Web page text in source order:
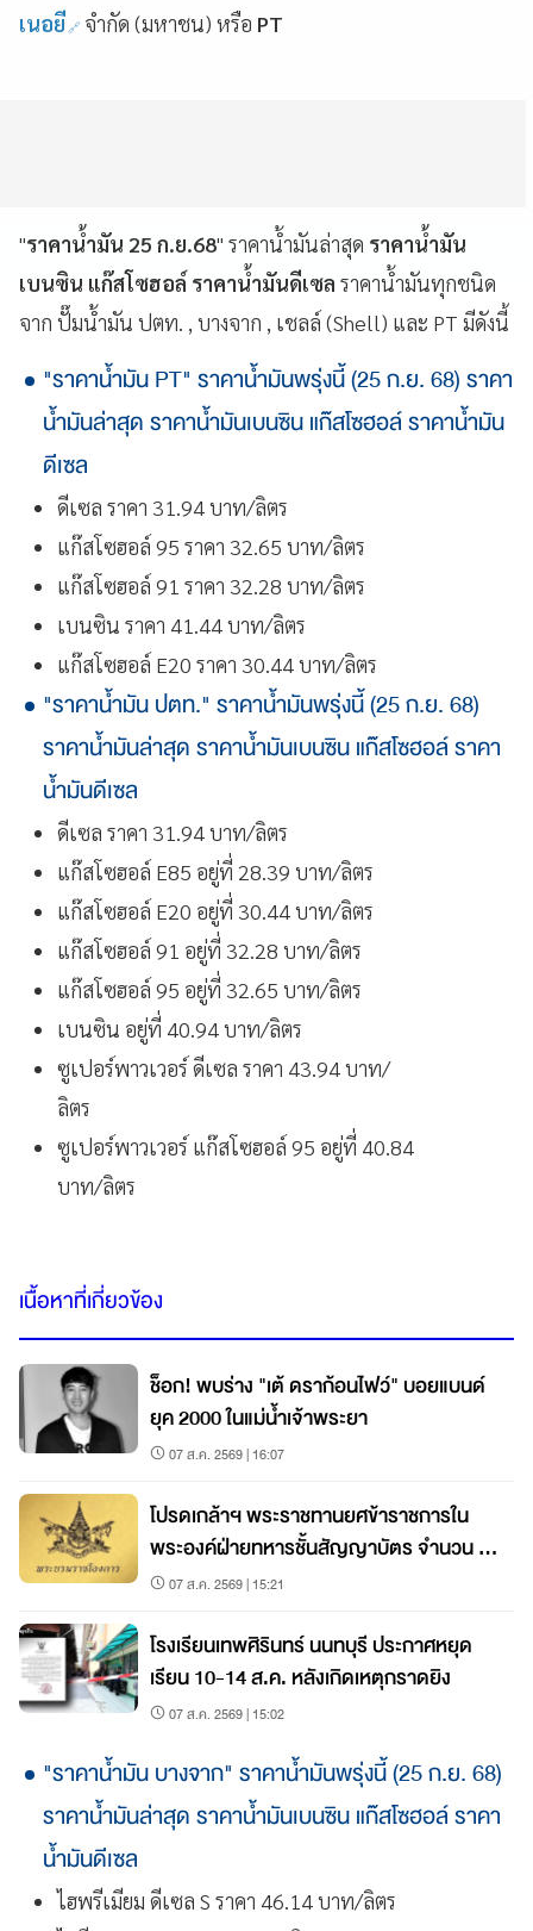
เนอยี จำกัด (มหาชน) หรือ PT
"ราคาน้ำมัน 25 ก.ย.68" ราคาน้ำมันล่าสุด ราคาน้ำมัน
เบนซิน แก๊สโซฮอล์ ราคาน้ำมันดีเซล ราคาน้ำมันทุกชนิด
จาก ปั๊มน้ำมัน ปตท. , บางจาก , เชลล์ (Shell) และ PT มีดังนี้
"ราคาน้ำมัน PT" ราคาน้ำมันพรุ่งนี้ (25 ก.ย. 68) ราคา
น้ำมันล่าสุด ราคาน้ำมันเบนซิน แก๊สโซฮอล์ ราคาน้ำมัน
ดีเซล
ดีเซล ราคา 31.94 บาท/ลิตร
แก๊สโซฮอล์ 95 ราคา 32.65 บาท/ลิตร
แก๊สโซฮอล์ 91 ราคา 32.28 บาท/ลิตร
เบนซิน ราคา 41.44 บาท/ลิตร
แก๊สโซฮอล์ E20 ราคา 30.44 บาท/ลิตร
"ราคาน้ำมัน ปตท." ราคาน้ำมันพรุ่งนี้ (25 ก.ย. 68)
ราคาน้ำมันล่าสุด ราคาน้ำมันเบนซิน แก๊สโซฮอล์ ราคา
น้ำมันดีเซล
ดีเซล ราคา 31.94 บาท/ลิตร
แก๊สโซฮอล์ E85 อยู่ที่ 28.39 บาท/ลิตร
แก๊สโซฮอล์ E20 อยู่ที่ 30.44 บาท/ลิตร
แก๊สโซฮอล์ 91 อยู่ที่ 32.28 บาท/ลิตร
แก๊สโซฮอล์ 95 อยู่ที่ 32.65 บาท/ลิตร
เบนซิน อยู่ที่ 40.94 บาท/ลิตร
ซูเปอร์พาวเวอร์ ดีเซล ราคา 43.94 บาท/
ลิตร
ซูเปอร์พาวเวอร์ แก๊สโซฮอล์ 95 อยู่ที่ 40.84
บาท/ลิตร
เนื้อหาที่เกี่ยวข้อง
ช็อก! พบร่าง "เต้ ดราก้อนไฟว์" บอยแบนด์
ยุค 2000 ในแม่น้ำเจ้าพระยา
07 ส.ค. 2569 | 16:07
โปรดเกล้าฯ พระราชทานยศข้าราชการใน
พระองค์ฝ่ายทหารชั้นสัญญาบัตร จำนวน 19
นาย07 ส.ค. 2569 | 15:21
โรงเรียนเทพศิรินทร์ นนทบุรี ประกาศหยุด
เรียน 10-14 ส.ค. หลังเกิดเหตุกราดยิง
07 ส.ค. 2569 | 15:02
"ราคาน้ำมัน บางจาก" ราคาน้ำมันพรุ่งนี้ (25 ก.ย. 68)
ราคาน้ำมันล่าสุด ราคาน้ำมันเบนซิน แก๊สโซฮอล์ ราคา
น้ำมันดีเซล
ไฮพรีเมียม ดีเซล S ราคา 46.14 บาท/ลิตร